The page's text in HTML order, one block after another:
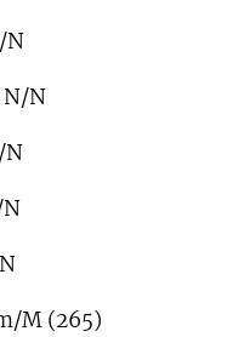
N
N
N
M (265)